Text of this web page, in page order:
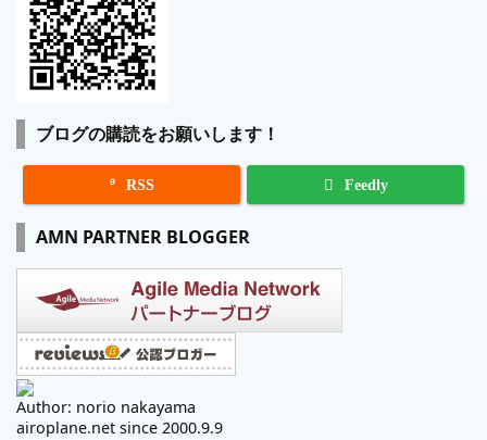
ブログの購読をお願いします！
 RSS Feedly
AMN PARTNER BLOGGER
Author: norio nakayama
airoplane.net since 2000.9.9